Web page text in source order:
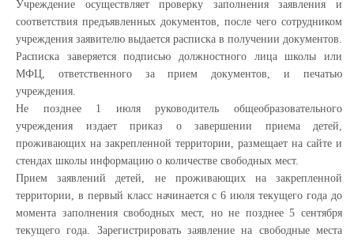
Учреждение осуществляет проверку заполнения заявления и
соответствия предъявленных документов, после чего сотрудником
учреждения заявителю выдается расписка в получении документов.
Расписка заверяется подписью должностного лица школы или
МФЦ, ответственного за прием документов, и печатью
учреждения.
Не позднее 1 июля руководитель общеобразовательного
учреждения издает приказ о завершении приема детей,
проживающих на закрепленной территории, размещает на сайте и
стендах школы информацию о количестве свободных мест.
Прием заявлений детей, не проживающих на закрепленной
территории, в первый класс начинается с 6 июля текущего года до
момента заполнения свободных мест, но не позднее 5 сентября
текущего года. Зарегистрировать заявление на свободные места